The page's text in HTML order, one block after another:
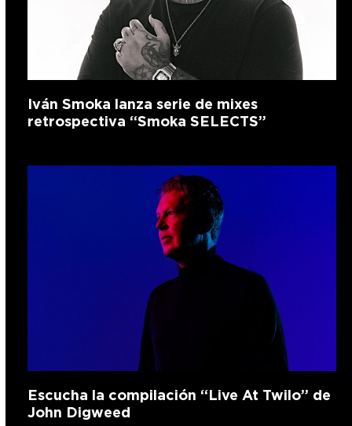
Iván Smoka lanza serie de mixes
retrospectiva “Smoka SELECTS”
Escucha la compilación “Live At Twilo” de
John Digweed